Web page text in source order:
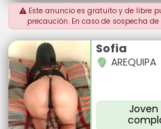
Este anuncio es gratuito y de libre
precaución. En caso de sospecha
Sofia
AREQUIPA
Joven